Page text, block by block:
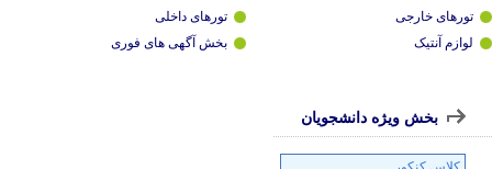
تورهای خارجی
تورهای داخلی
لوازم آنتیک
بخش آگهی های فوری
بخش ویژه دانشجویان